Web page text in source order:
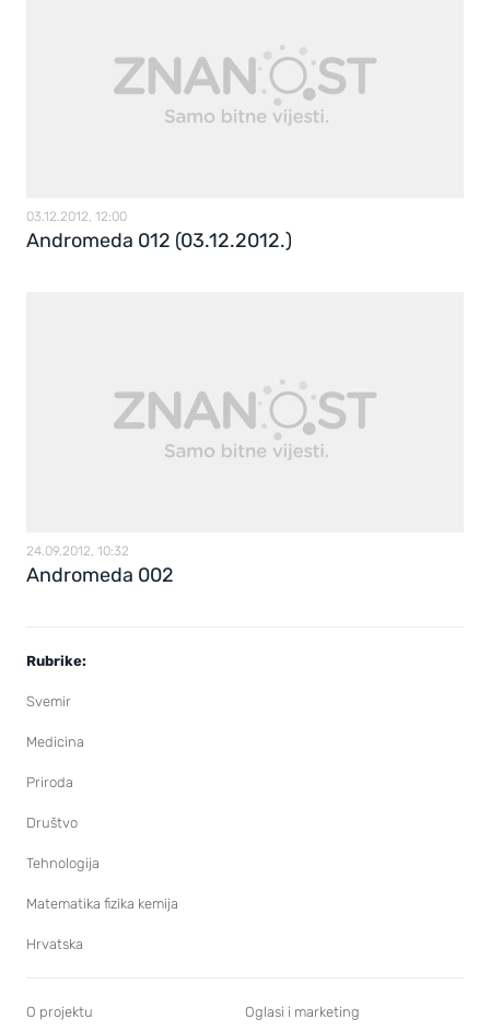
03.12.2012, 12:00
Andromeda 012 (03.12.2012.)
24.09.2012, 10:32
Andromeda 002
Rubrike:
Svemir
Medicina
Priroda
Društvo
Tehnologija
Matematika fizika kemija
Hrvatska
O projektu Oglasi i marketing